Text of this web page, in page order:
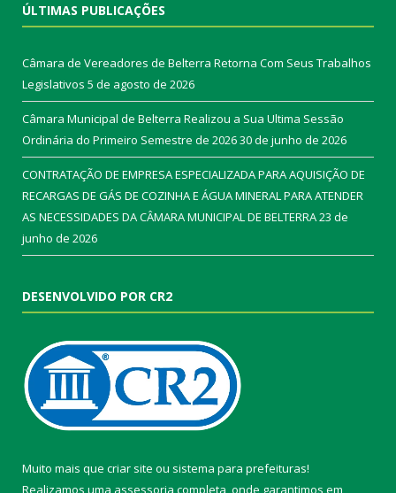
ÚLTIMAS PUBLICAÇÕES
Câmara de Vereadores de Belterra Retorna Com Seus Trabalhos
Legislativos 5 de agosto de 2026
Câmara Municipal de Belterra Realizou a Sua Ultima Sessão
Ordinária do Primeiro Semestre de 202630 de junho de 2026
CONTRATAÇÃO DE EMPRESA ESPECIALIZADA PARA AQUISIÇÃO DE
RECARGAS DE GÁS DE COZINHA E ÁGUA MINERAL PARA ATENDER
AS NECESSIDADES DA CÂMARA MUNICIPAL DE BELTERRA23 de
junho de 2026
DESENVOLVIDO POR CR2
Muito mais que criar site ou sistema para prefeituras!
Realizamos uma assessoria completa, onde garantimos em